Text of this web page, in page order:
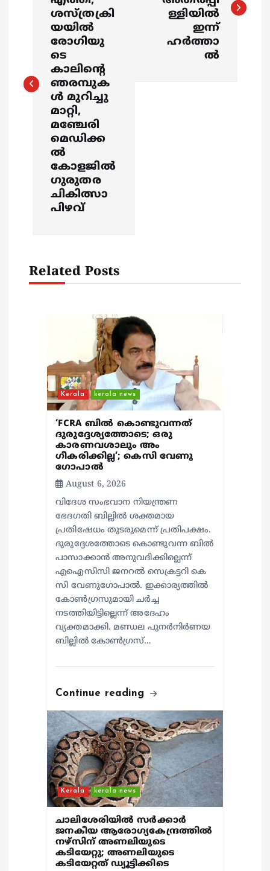
a
ശസ്ത്രക്രി
യയിൽ
രോഗിയു
ടെ
കാലിന്റെ
ഞരമ്പുക
ൾ മുറിച്ചു
മാറ്റി,
മഞ്ചേരി
മെഡിക്ക
ൽ
കോളജിൽ
ഗുരുതര
ചികിത്സാ
പിഴവ്
ള്ളിയിൽ
ഇന്ന്
ഹർത്താ
ൽ
Related Posts
Kerala kerala news
‘FCRA ബിൽ കൊണ്ടുവന്നത്
ദുരുദ്ദേശ്യത്തോടെ; ഒരു
കാരണവശാലും അം​
ഗീകരിക്കില്ല’; കെസി വേണു​
ഗോപാൽ
August 6, 2026
വിദേശ സംഭവാന നിയന്ത്രണ
ഭേദഗതി ബില്ലിൽ ശക്തമായ
പ്രതിഷേധം തുടരുമെന്ന് പ്രതിപക്ഷം.
ദുരുദ്ദേശത്തോടെ കൊണ്ടുവന്ന ബിൽ
പാസാക്കാൻ അനുവദിക്കില്ലെന്ന്
എഐസിസി ജനറൽ സെക്രട്ടറി കെ
സി വേണുഗോപാൽ. ഇക്കാര്യത്തിൽ
കോൺഗ്രസുമായി ചർച്ച
നടത്തിയിട്ടില്ലെന്ന് അദേഹം
വ്യക്തമാക്കി. മണ്ഡല പുനർനിർണയ
ബില്ലിൽ കോൺഗ്രസ്…
Continue reading
Kerala kerala news
ചാലിശേരിയില്‍ സര്‍ക്കാര്‍
ജനകീയ ആരോഗ്യകേന്ദ്രത്തില്‍
നഴ്സിന് അണലിയുടെ
കടിയേറ്റു; അണലിയുടെ
കടിയേറ്റത് ഡ്യൂട്ടിക്കിടെ